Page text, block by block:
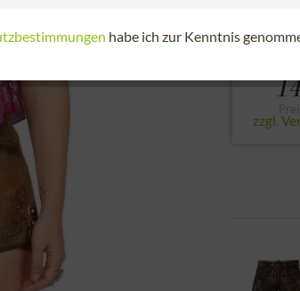
zzgl.
habe ich zur Kenntnis